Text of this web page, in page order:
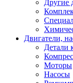
Другие
Двигатели,
Детали
Моторы
Насосы